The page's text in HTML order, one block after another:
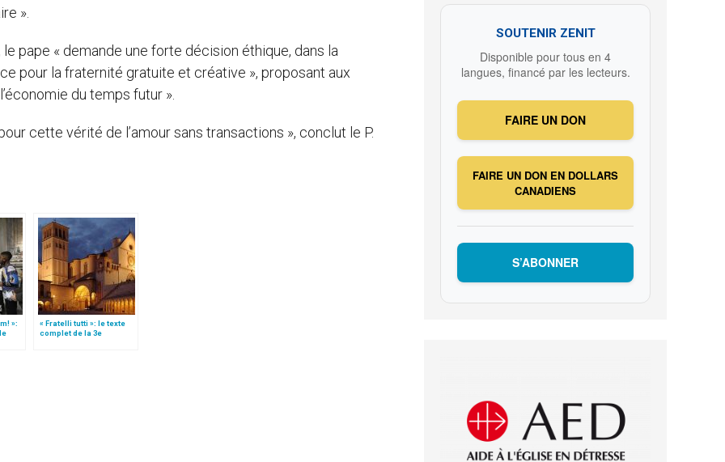
».
pape « demande une forte décision éthique, dans la
pour la fraternité gratuite et créative », proposant aux
du temps futur ».
cette vérité de l’amour sans transactions », conclut le P.
»:
« Fratelli tutti »: le texte
complet de la 3e
SOUTENIR ZENIT
Disponible pour tous en 4
langues, financé par les lecteurs.
FAIRE UN DON
FAIRE UN DON EN DOLLARS
CANADIENS
S’ABONNER